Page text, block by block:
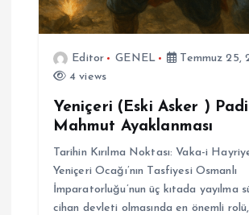
Editor GENEL
Temmuz 25,
4 views
Yeniçeri (Eski Asker )
Mahmut Ayaklanması
Tarihin Kırılma Noktası: Vaka-i
Yeniçeri Ocağı’nın Tasfiyesi Osmanlı
İmparatorluğu’nun üç kıtada yayılma
cihan devleti olmasında en önemli rolü,